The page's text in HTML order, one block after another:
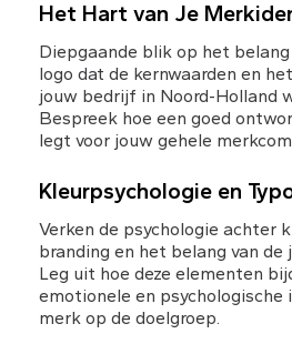
Het Hart van Je
Diepgaande blik op het
logo dat de kernwaarden en
jouw bedrijf in Noord-Holland
Bespreek hoe een goed
legt voor jouw gehele
Kleurpsychologie en
Verken de psychologie achter
branding en het belang van
Leg uit hoe deze elementen
emotionele en psychologische
merk op de doelgroep.